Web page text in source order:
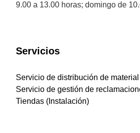
9.00 a 13.00 horas; domingo de
Servicios
Servicio de distribución de
Servicio de gestión de
Tiendas (Instalación)